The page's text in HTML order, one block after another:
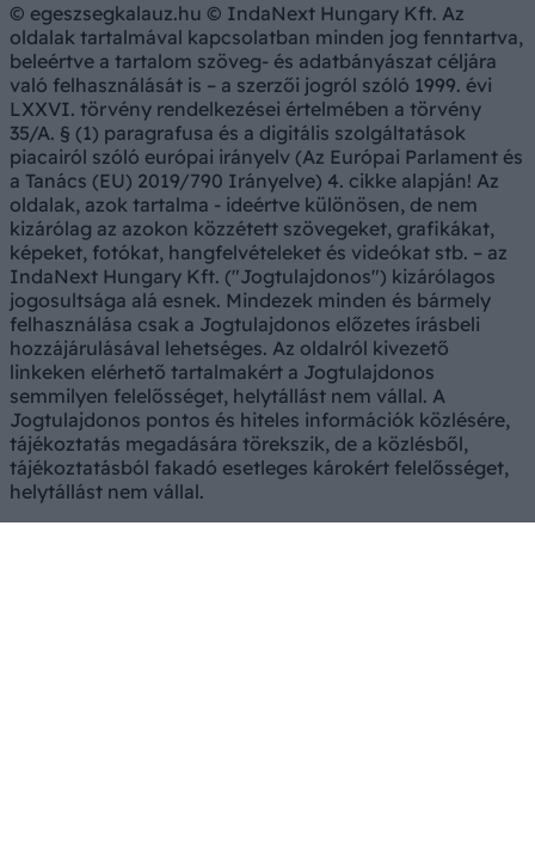
© egeszsegkalauz.hu © IndaNext Hungary Kft. Az
oldalak tartalmával kapcsolatban minden jog fenntartva,
beleértve a tartalom szöveg- és adatbányászat céljára
való felhasználását is – a szerzői jogról szóló 1999. évi
LXXVI. törvény rendelkezései értelmében a törvény
35/A. § (1) paragrafusa és a digitális szolgáltatások
piacairól szóló európai irányelv (Az Európai Parlament és
a Tanács (EU) 2019/790 Irányelve) 4. cikke alapján! Az
oldalak, azok tartalma - ideértve különösen, de nem
kizárólag az azokon közzétett szövegeket, grafikákat,
képeket, fotókat, hangfelvételeket és videókat stb. – az
IndaNext Hungary Kft. ("Jogtulajdonos") kizárólagos
jogosultsága alá esnek. Mindezek minden és bármely
felhasználása csak a Jogtulajdonos előzetes írásbeli
hozzájárulásával lehetséges. Az oldalról kivezető
linkeken elérhető tartalmakért a Jogtulajdonos
semmilyen felelősséget, helytállást nem vállal. A
Jogtulajdonos pontos és hiteles információk közlésére,
tájékoztatás megadására törekszik, de a közlésből,
tájékoztatásból fakadó esetleges károkért felelősséget,
helytállást nem vállal.